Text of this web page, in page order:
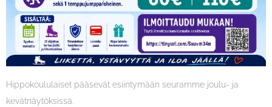
Hippokoululaiset pääsevät esiintymään seuramme joulu- ja
kevätnäytöksissä.